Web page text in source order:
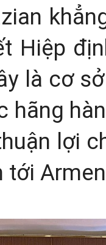
Hiệp
là cơ
hãng
lợi
tới